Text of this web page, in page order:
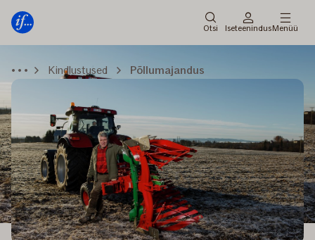
Otsi IseteenindusMenüü
Kindlustused Põllumajandus